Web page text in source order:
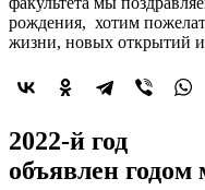
рождения, хотим
жизни, новых открытий
2022-й год
объявлен годом